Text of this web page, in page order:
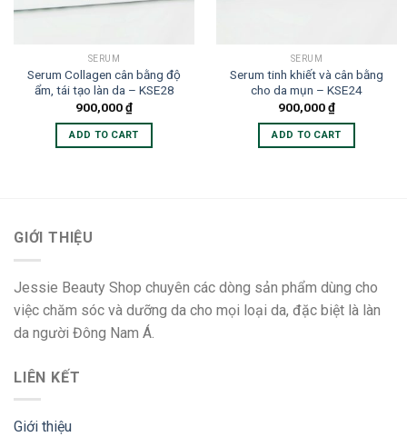
SERUM
Serum Collagen cân bằng độ
ẩm, tái tạo làn da – KSE28
900,000₫
ADD TO CART
SERUM
Serum tinh khiết và cân bằng
cho da mụn – KSE24
900,000₫
ADD TO CART
GIỚI THIỆU
Jessie Beauty Shop chuyên các dòng sản phẩm dùng cho
việc chăm sóc và dưỡng da cho mọi loại da, đặc biệt là làn
da người Đông Nam Á.
LIÊN KẾT
Giới thiệu